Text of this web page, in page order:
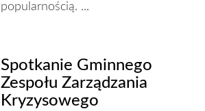
popularnością. ...
Spotkanie Gminnego
Zespołu Zarządzania
Kryzysowego